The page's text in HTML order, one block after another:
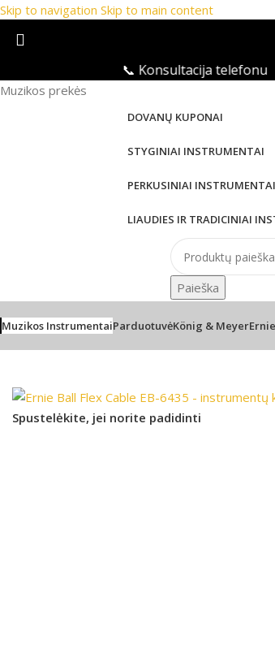
Skip to navigation Skip to main content
📞 Konsultacija telefonu
Muzikos prekės
DOVANŲ KUPONAI
STYGINIAI INSTRUMENTAI
PERKUSINIAI INSTRUMENTAI
LIAUDIES IR TRADICINIAI
Paieška
Muzikos InstrumentaiParduotuvėKönig & Meyer
Spustelėkite, jei norite padidinti